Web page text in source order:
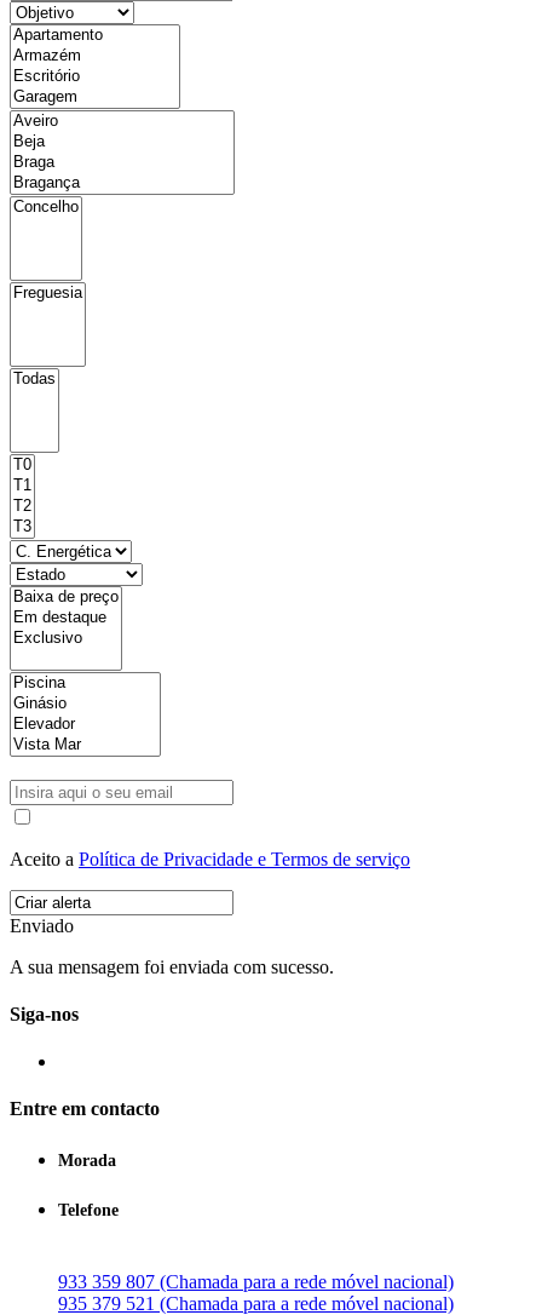
Aceito a Política de Privacidade e Termos de serviço
Enviado
A sua mensagem foi enviada com sucesso.
Siga-nos
Entre em contacto
Morada
Telefone
933 359 807 (Chamada para a rede móvel nacional)
935 379 521 (Chamada para a rede móvel nacional)